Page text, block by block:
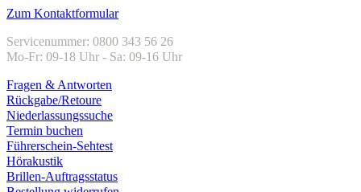
Zum Kontaktformular
Servicenummer: 0800 343 56 26
Mo-Fr: 09-18 Uhr - Sa: 09-16 Uhr
Fragen & Antworten
Rückgabe/Retoure
Niederlassungssuche
Termin buchen
Führerschein-Sehtest
Hörakustik
Brillen-Auftragsstatus